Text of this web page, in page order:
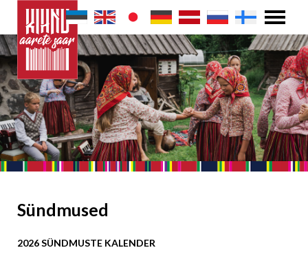
Sündmused
2026 SÜNDMUSTE KALENDER